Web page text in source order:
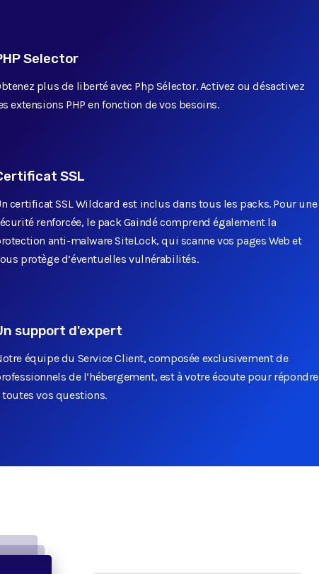
Selector
plus de liberté avec Php Sélector. Activez ou désactivez
extensions PHP en fonction de vos besoins.
SSL
certificat SSL Wildcard est inclus dans tous les packs. Pour une
renforcée, le pack Gaindé comprend également la
anti-malware SiteLock, qui scanne vos pages Web et
protège d’éventuelles vulnérabilités.
support d'expert
équipe du Service Client, composée exclusivement de
de l’hébergement, est à votre écoute pour répondre
toutes vos questions.